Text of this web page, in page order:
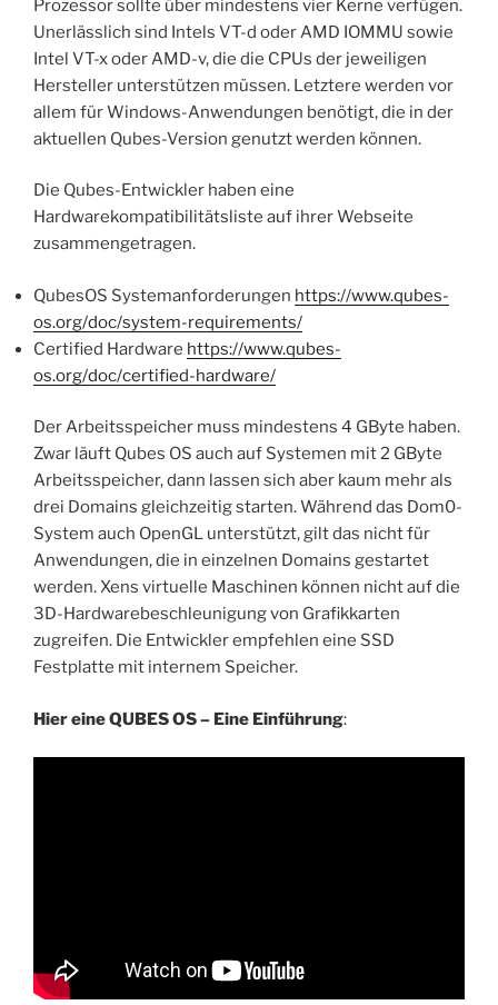
Prozessor sollte über mindestens vier Kerne verfügen.
Unerlässlich sind Intels VT-d oder AMD IOMMU sowie
Intel VT-x oder AMD-v, die die CPUs der jeweiligen
Hersteller unterstützen müssen. Letztere werden vor
allem für Windows-Anwendungen benötigt, die in der
aktuellen Qubes-Version genutzt werden können.
Die Qubes-Entwickler haben eine
Hardwarekompatibilitätsliste auf ihrer Webseite
zusammengetragen.
QubesOS Systemanforderungen https://www.qubes-
os.org/doc/system-requirements/
Certified Hardware https://www.qubes-
os.org/doc/certified-hardware/
Der Arbeitsspeicher muss mindestens 4 GByte haben.
Zwar läuft Qubes OS auch auf Systemen mit 2 GByte
Arbeitsspeicher, dann lassen sich aber kaum mehr als
drei Domains gleichzeitig starten. Während das Dom0-
System auch OpenGL unterstützt, gilt das nicht für
Anwendungen, die in einzelnen Domains gestartet
werden. Xens virtuelle Maschinen können nicht auf die
3D-Hardwarebeschleunigung von Grafikkarten
zugreifen. Die Entwickler empfehlen eine SSD
Festplatte mit internem Speicher.
Hier eine QUBES OS – Eine Einführung: